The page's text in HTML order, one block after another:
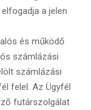
a jelen
és működő
számlázási
számlázási
felel. Az Ügyfél
futárszolgálat